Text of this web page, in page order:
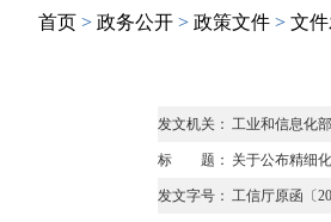
首页 > 政务公开 > 政策文件 > 文
发文机关： 工业和信息化
标 题： 关于公布精细
发文字号： 工信厅原函〔